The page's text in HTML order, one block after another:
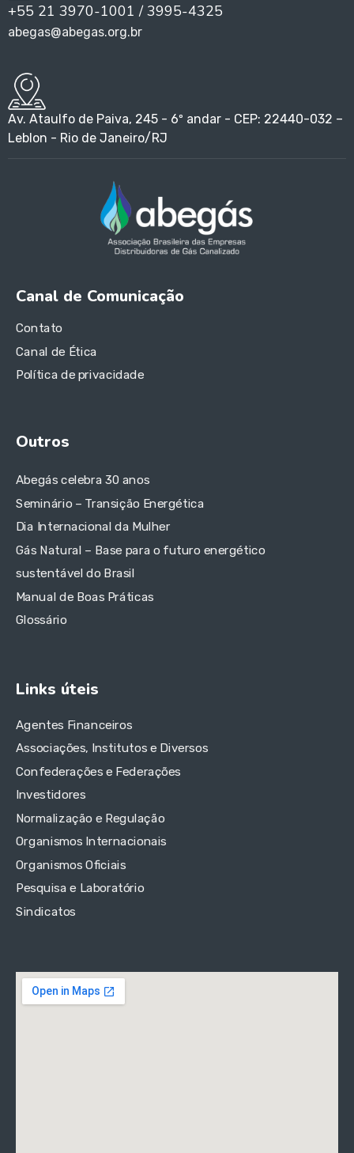
+55 21 3970-1001 / 3995-4325
abegas@abegas.org.br
Av. Ataulfo de Paiva, 245 - 6º andar - CEP: 22440-032 –
Leblon - Rio de Janeiro/RJ
Canal de Comunicação
Contato
Canal de Ética
Política de privacidade
Outros
Abegás celebra 30 anos
Seminário – Transição Energética
Dia Internacional da Mulher
Gás Natural – Base para o futuro energético
sustentável do Brasil
Manual de Boas Práticas
Glossário
Links úteis
Agentes Financeiros
Associações, Institutos e Diversos
Confederações e Federações
Investidores
Normalização e Regulação
Organismos Internacionais
Organismos Oficiais
Pesquisa e Laboratório
Sindicatos